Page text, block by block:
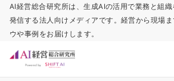
AI経営総合研究所は、生成AIの活用で業務と組
発信する法人向けメディアです。経営から現場
ウや事例をお届けします。